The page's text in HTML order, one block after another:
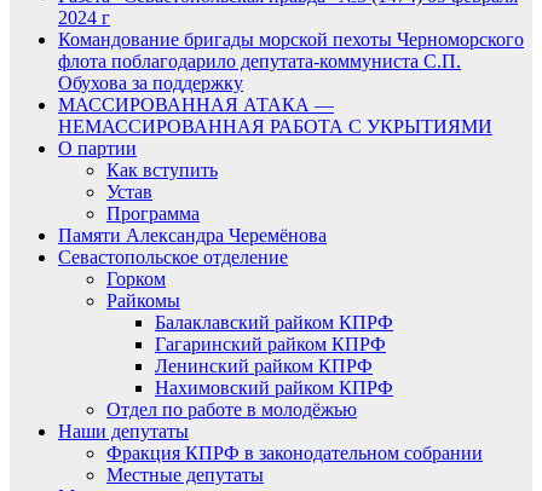
2024 г
Командование бригады морской пехоты Черноморского
флота поблагодарило депутата-коммуниста С.П.
Обухова за поддержку
МАССИРОВАННАЯ АТАКА —
НЕМАССИРОВАННАЯ РАБОТА С УКРЫТИЯМИ
О партии
Как вступить
Устав
Программа
Памяти Александра Черемёнова
Севастопольское отделение
Горком
Райкомы
Балаклавский райком КПРФ
Гагаринский райком КПРФ
Ленинский райком КПРФ
Нахимовский райком КПРФ
Отдел по работе в молодёжью
Наши депутаты
Фракция КПРФ в законодательном собрании
Местные депутаты